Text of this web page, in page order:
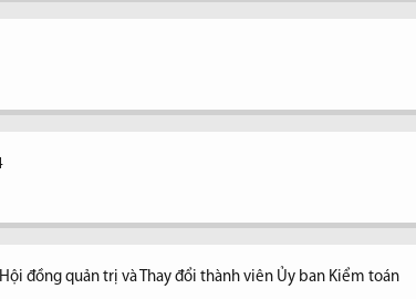
đồng quản trị và Thay đổi thành viên Ủy ban Kiểm toán